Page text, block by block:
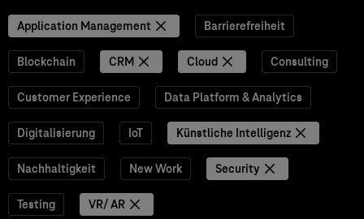
Application Management Barrierefreiheit
Blockchain CRM Cloud Consulting
Customer Experience Data Platform & Analytics
Digitalisierung IoT Künstliche Intelligenz
Nachhaltigkeit New Work Security
Testing VR/ AR